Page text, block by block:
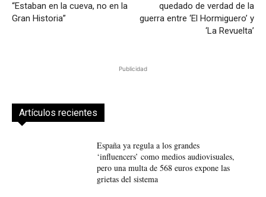
“Estaban en la cueva, no en la
Gran Historia”
quedado de verdad de la
guerra entre ‘El Hormiguero’ y
‘La Revuelta’
Publicidad
Artículos recientes
España ya regula a los grandes
‘influencers’ como medios audiovisuales,
pero una multa de 568 euros expone las
grietas del sistema